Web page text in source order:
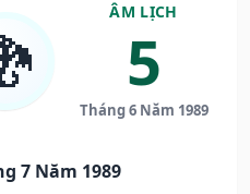
ÂM LỊCH
5
Tháng 6 Năm 1989
7 Năm 1989